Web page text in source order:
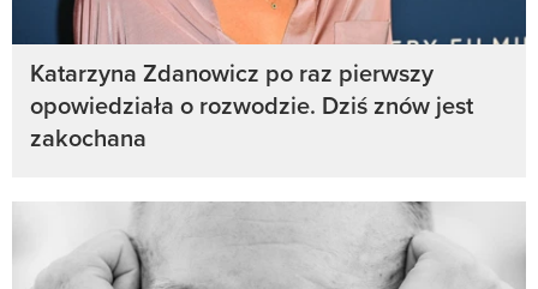
Katarzyna Zdanowicz po raz pierwszy
opowiedziała o rozwodzie. Dziś znów jest
zakochana